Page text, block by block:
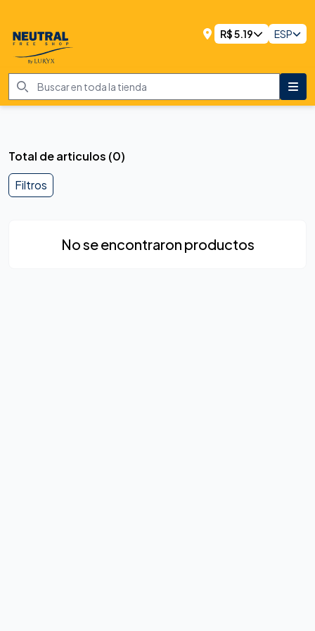
R$5.19 ESP
Total de articulos (0)
Filtros
No se encontraron productos